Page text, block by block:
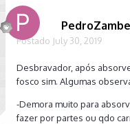
Volante:
https://
Bancos de couro (se for
Postado July 30, 2019
Desbravador, após
fosco sim. Algumas
-Demora muito para
fazer por partes ou qdo